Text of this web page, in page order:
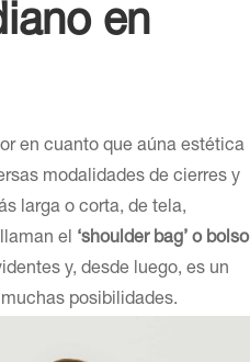
en
en cuanto que aúna estética
modalidades de cierres y
larga o corta, de tela,
el ‘shoulder bag’ o bolso
y, desde luego, es un
posibilidades.